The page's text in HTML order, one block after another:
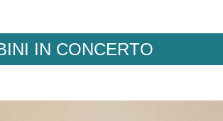
IN CONCERTO